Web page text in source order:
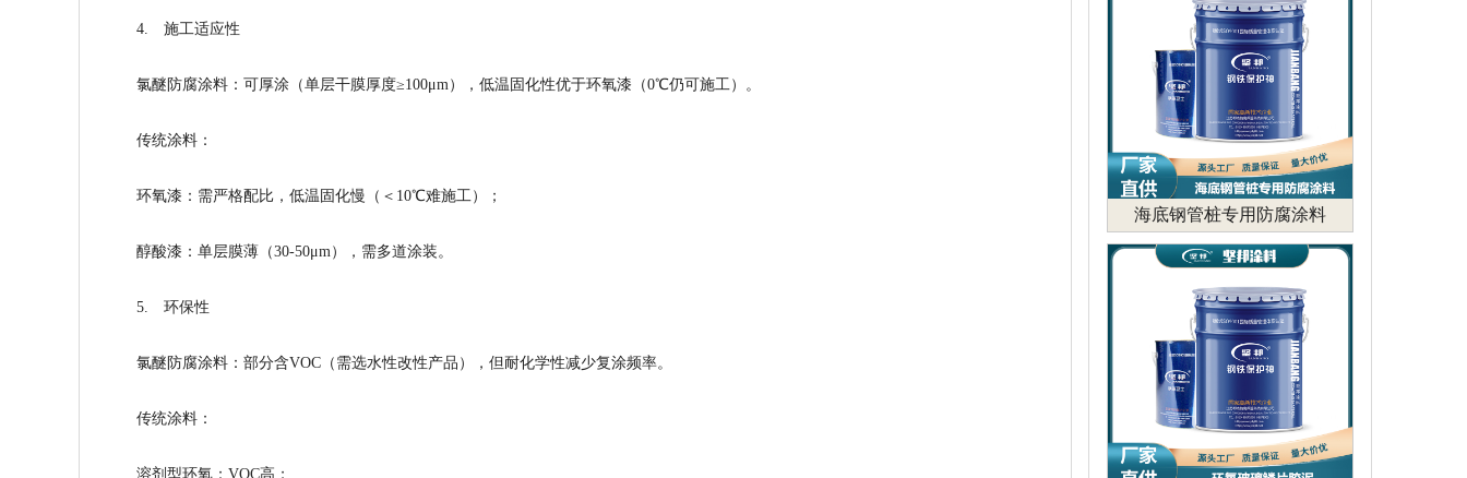
4. 施工适应性
氯醚防腐涂料 ：可厚涂（单层干膜厚度≥100μm），低温固化性优于环氧漆（0℃仍可施工）。
传统涂料：
环氧漆：需严格配比，低温固化慢（＜10℃难施工）；
醇酸漆：单层膜薄（30-50μm），需多道涂装。
5. 环保性
氯醚防腐涂料 ：部分含VOC（需选水性改性产品），但耐化学性减少复涂频率。
传统涂料：
溶剂型环氧：VOC高；
海底钢管桩专用防腐涂料